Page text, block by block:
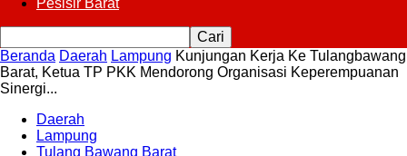
Pesisir Barat
Beranda Daerah Lampung Kunjungan Kerja Ke Tulangbawang
Barat, Ketua TP PKK Mendorong Organisasi Keperempuanan
Sinergi...
Daerah
Lampung
Tulang Bawang Barat